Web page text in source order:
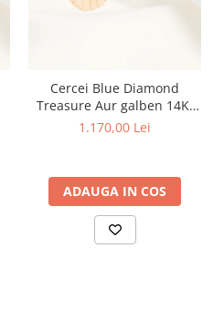
Cercei Blue Diamond
Treasure Aur galben 14K,
cu Diamante albastre
1.170,00 Lei
ADAUGA IN COS